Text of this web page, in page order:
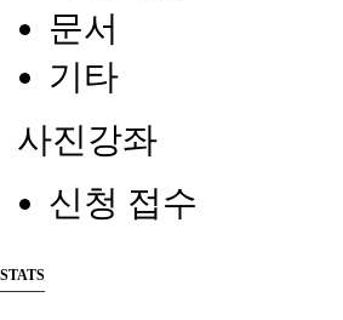
문서
기타
사진강좌
신청 접수
STATS